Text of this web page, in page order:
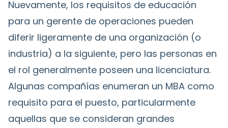
Nuevamente, los requisitos de educación
para un gerente de operaciones pueden
diferir ligeramente de una organización (o
industria) a la siguiente, pero las personas en
el rol generalmente poseen una licenciatura.
Algunas compañías enumeran un MBA como
requisito para el puesto, particularmente
aquellas que se consideran grandes